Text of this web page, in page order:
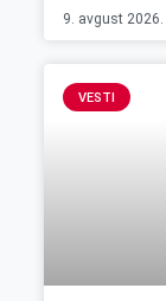
9. avgust 2026.
VESTI